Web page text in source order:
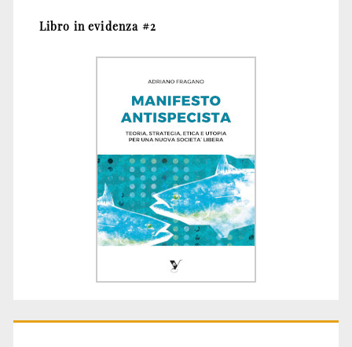
Libro in evidenza #2